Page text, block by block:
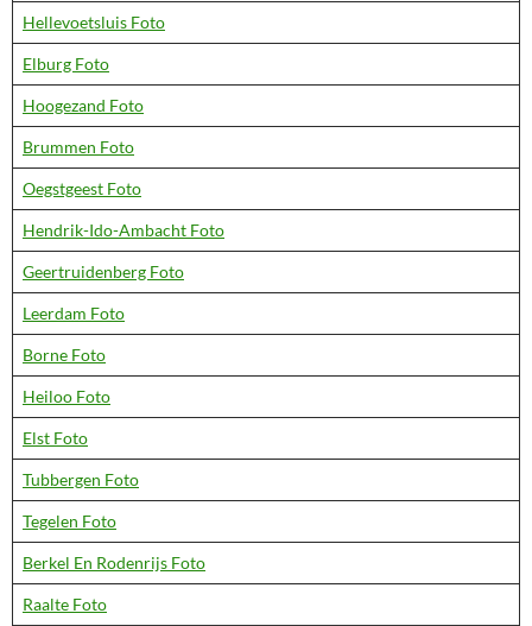
Hellevoetsluis Foto
Elburg Foto
Hoogezand Foto
Brummen Foto
Oegstgeest Foto
Hendrik-Ido-Ambacht Foto
Geertruidenberg Foto
Leerdam Foto
Borne Foto
Heiloo Foto
Elst Foto
Tubbergen Foto
Tegelen Foto
Berkel En Rodenrijs Foto
Raalte Foto